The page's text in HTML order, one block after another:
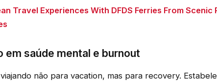
Travel Experiences With DFDS Ferries From Scenic
em saúde mental e burnout
não para vacation, mas para recovery.